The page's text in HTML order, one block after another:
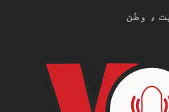
نے عالمی سطح پر بھی تشویش
منڈیوں، عالمی تجارت اور
مرتب ہوئے تھے۔
، وطن